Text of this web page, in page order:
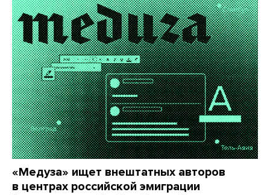
«Медуза» ищет внештатных авторов
в центрах российской эмиграции